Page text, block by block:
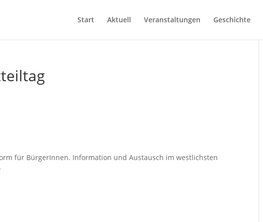
Start Aktuell Veranstaltungen Geschichte
für BürgerInnen. Information und Austausch im westlichsten